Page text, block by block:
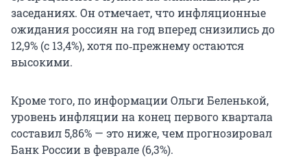
заседаниях. Он отмечает, что инфляционные
ожидания россиян на год вперед снизились до
12,9% (с 13,4%), хотя по‑прежнему остаются
высокими.
Кроме того, по информации Ольги Беленькой,
уровень инфляции на конец первого квартала
составил 5,86% — это ниже, чем прогнозировал
Банк России в феврале (6,3%).